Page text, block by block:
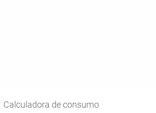
Calculadora de consumo